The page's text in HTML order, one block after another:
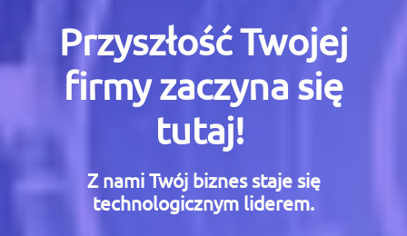
Przyszłość Twojej
firmy zaczyna się
tutaj!
Z nami Twój biznes staje się
technologicznym liderem.